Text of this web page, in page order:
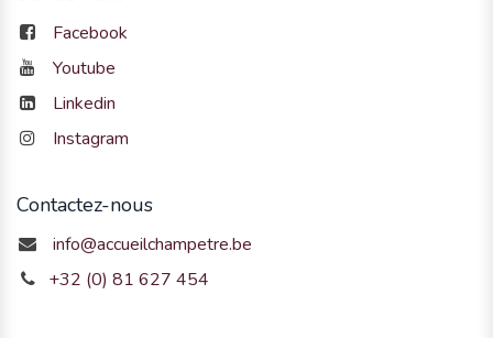
Facebook
Youtube
Linkedin
Instagram
Contactez-nous
info@accueilchampetre.be
+32 (0) 81 627 454